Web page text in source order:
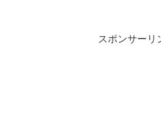
スポンサーリ